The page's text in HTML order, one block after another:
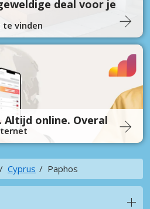
deal voor je
te vinden
Altijd online. Overal
Cyprus Paphos